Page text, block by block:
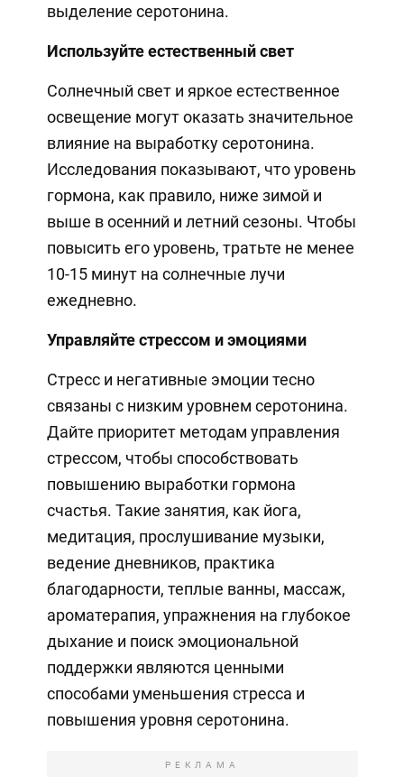
выделение серотонина.
Используйте естественный свет
Солнечный свет и яркое естественное
освещение могут оказать значительное
влияние на выработку серотонина.
Исследования показывают, что уровень
гормона, как правило, ниже зимой и
выше в осенний и летний сезоны. Чтобы
повысить его уровень, тратьте не менее
10-15 минут на солнечные лучи
ежедневно.
Управляйте стрессом и эмоциями
Стресс и негативные эмоции тесно
связаны с низким уровнем серотонина.
Дайте приоритет методам управления
стрессом, чтобы способствовать
повышению выработки гормона
счастья. Такие занятия, как йога,
медитация, прослушивание музыки,
ведение дневников, практика
благодарности, теплые ванны, массаж,
ароматерапия, упражнения на глубокое
дыхание и поиск эмоциональной
поддержки являются ценными
способами уменьшения стресса и
повышения уровня серотонина.
РЕКЛАМА